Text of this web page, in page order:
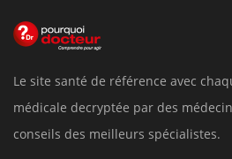
Le site santé de référence avec
médicale decryptée par des
conseils des meilleurs spécialistes.